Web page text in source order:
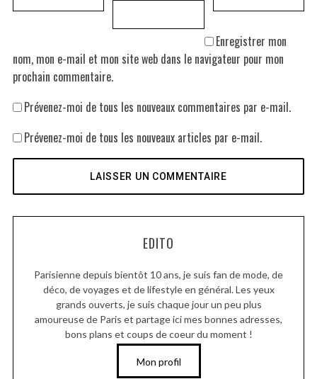
Enregistrer mon
nom, mon e-mail et mon site web dans le navigateur pour mon
prochain commentaire.
Prévenez-moi de tous les nouveaux commentaires par e-mail.
Prévenez-moi de tous les nouveaux articles par e-mail.
EDITO
Parisienne depuis bientôt 10 ans, je suis fan de mode, de
déco, de voyages et de lifestyle en général. Les yeux
grands ouverts, je suis chaque jour un peu plus
amoureuse de Paris et partage ici mes bonnes adresses,
bons plans et coups de coeur du moment !
Mon profil